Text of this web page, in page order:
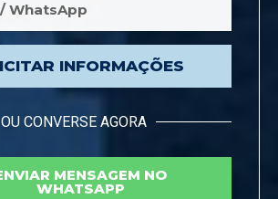
INFORMAÇÕES
OU CONVERSE AGORA
MENSAGEM NO
WHATSAPP